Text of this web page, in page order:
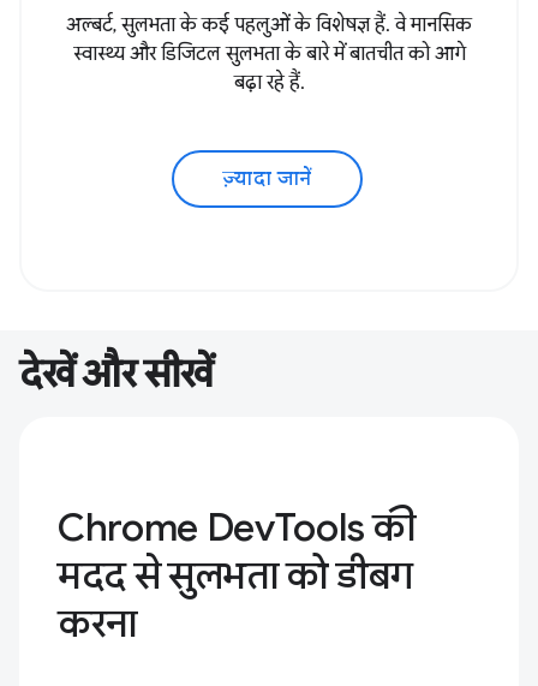
अल्बर्ट, सुलभता के कई पहलुओं के विशेषज्ञ हैं. वे मानसिक
स्वास्थ्य और डिजिटल सुलभता के बारे में बातचीत को आगे
बढ़ा रहे हैं.
ज़्यादा जानें
देखें और सीखें
Chrome DevTools की
मदद से सुलभता को डीबग
करना